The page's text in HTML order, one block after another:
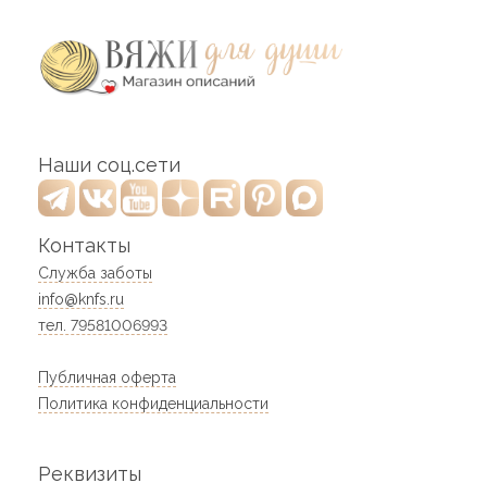
Наши соц.сети
Контакты
Служба заботы
info@knfs.ru
тел. 79581006993
Публичная оферта
Политика конфиденциальности
Реквизиты